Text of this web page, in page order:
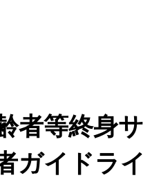
者等終身サ
ガイドライ